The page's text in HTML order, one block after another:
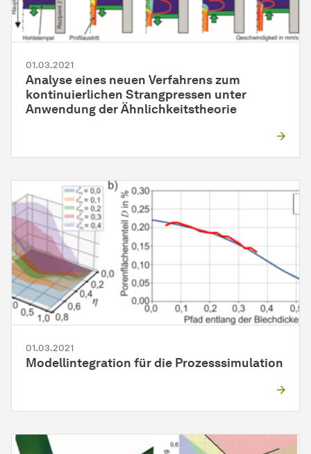
01.03.2021
Analyse eines neuen Verfahrens zum
kontinuierlichen Strangpressen unter
Anwendung der Ähnlichkeitstheorie
01.03.2021
Modellintegration für die Prozesssimulation